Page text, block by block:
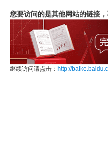
您要访问的是其他网站的链接，
继续访问请点击： http://